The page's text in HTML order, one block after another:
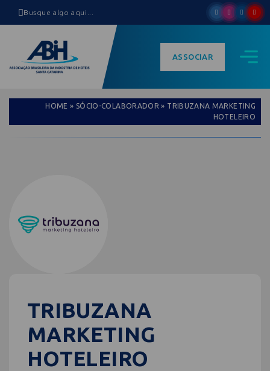
ASSOCIAR
HOME » SÓCIO-COLABORADOR » TRIBUZANA MARKETING
HOTELEIRO
TRIBUZANA
MARKETING
HOTELEIRO